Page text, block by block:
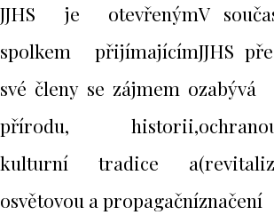
JJHS je otevřeným
spolkem přijímajícím
své členy se zájmem o
přírodu, historii,
kulturní tradice a
osvětovou a propagační
V
JJHS
zabývá